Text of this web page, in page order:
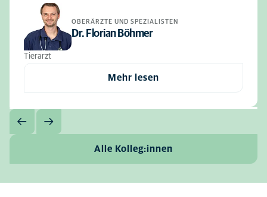
OBERÄRZTE UND SPEZIALISTEN
Dr. Florian Böhmer
Tierarzt
Mehr lesen
Alle Kolleg:innen